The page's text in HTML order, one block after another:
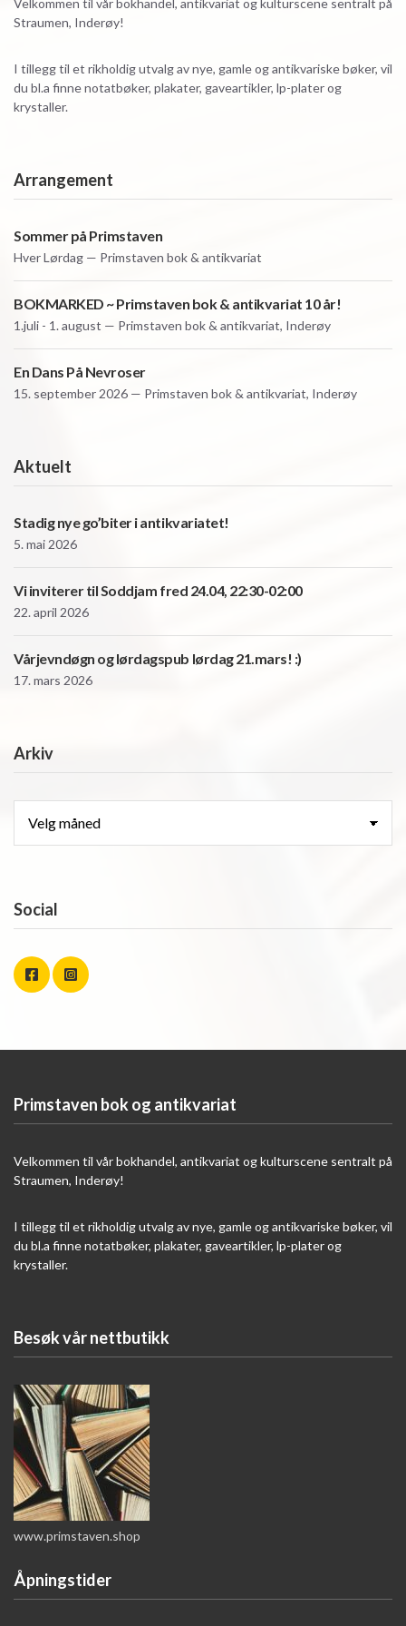
Straumen, Inderøy!
I tillegg til et rikholdig utvalg av nye, gamle og antikvariske bøker, vil
du bl.a finne notatbøker, plakater, gaveartikler, lp-plater og
krystaller.
Arrangement
Sommer på Primstaven
HverLørdag — Primstaven bok & antikvariat
BOKMARKED ~ Primstaven bok & antikvariat 10 år!
1.juli - 1. august — Primstaven bok & antikvariat, Inderøy
En Dans På Nevroser
15. september 2026 — Primstaven bok & antikvariat, Inderøy
Aktuelt
Stadig nye go’biter i antikvariatet!
5. mai 2026
Vi inviterer til Soddjam fred 24.04, 22:30-02:00
22. april 2026
Vårjevndøgn og lørdagspub lørdag 21.mars! :)
17. mars 2026
Arkiv
Social
Primstaven bok og antikvariat
Velkommen til vår bokhandel, antikvariat og kulturscene sentralt på
Straumen, Inderøy!
I tillegg til et rikholdig utvalg av nye, gamle og antikvariske bøker, vil
du bl.a finne notatbøker, plakater, gaveartikler, lp-plater og
krystaller.
Besøk vår nettbutikk
www.primstaven.shop
Åpningstider